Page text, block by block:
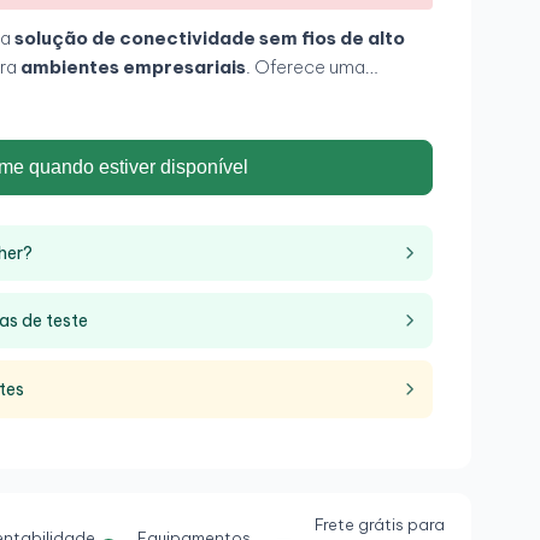
solução de conectividade sem fios de alto
ambientes empresariais. Oferece uma
rápida fluida
a experiência do utilizador. Com
desempenho excecional e uma conectividade sem
quando estiver disponível
de teste
Frete grátis para